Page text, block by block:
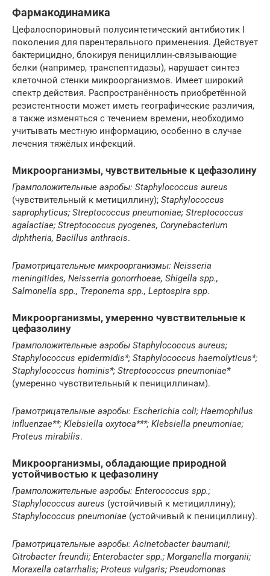
Фармакодинамика
Цефалоспориновый полусинтетический антибиотик I
поколения для парентерального применения. Действует
бактерицидно, блокируя пенициллин-связывающие
белки (например, транспептидазы), нарушает синтез
клеточной стенки микроорганизмов. Имеет широкий
спектр действия. Распространённость приобретённой
резистентности может иметь географические различия,
а также изменяться с течением времени, необходимо
учитывать местную информацию, особенно в случае
лечения тяжёлых инфекций.
Микроорганизмы, чувствительные к цефазолину
Грамположительные аэробы: Staphylococcus aureus
(чувствительный к метициллину); Staphylococcus
saprophyticus; Streptococcus pneumoniae; Streptococcus
agalactiae; Streptococcus pyogenes, Corynebacterium
diphtheria, Bacillus anthracis.
Грамотрицательные микроорганизмы: Neisseria
meningitides, Neisserria gonorrhoeae, Shigella spp.,
Salmonella spp., Treponema spp., Leptospira spp.
Микроорганизмы, умеренно чувствительные к
цефазолину
Грамположительные аэробы Staphylococcus aureus;
Staphylococcus epidermidis*; Staphylococcus haemolyticus*;
Staphylococcus hominis*; Streptococcus pneumoniae*
(умеренно чувствительный к пенициллинам).
Грамотрицательные аэробы: Escherichia coli; Haemophilus
influenzae**; Klebsiella oxytoca***; Klebsiella pneumoniae;
Proteus mirabilis.
Микроорганизмы, обладающие природной
устойчивостью к цефазолину
Грамположительные аэробы: Enterococcus spp.;
Staphylococcus aureus (устойчивый к метициллину);
Staphylococcus pneumoniae (устойчивый к пенициллину).
Грамотрицательные аэробы: Acinetobacter baumanii;
Citrobacter freundii; Enterobacter spp.; Morganella morganii;
Moraxella catarrhalis; Proteus vulgaris; Pseudomonas